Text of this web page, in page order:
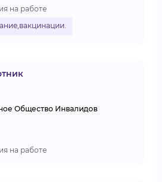
на работе
Общество Инвалидов
на работе